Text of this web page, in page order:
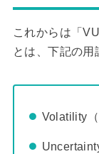
これからは「
とは、下記の用
Volatility（